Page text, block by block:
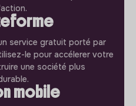
service gratuit porté par
le pour accélerer votre
une société plus
mobile